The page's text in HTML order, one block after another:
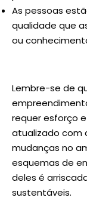
As pessoas
qualidade que
ou
Lembre-se de
requer esforço
atualizado com
mudanças no
esquemas de
deles é
sustentáveis.